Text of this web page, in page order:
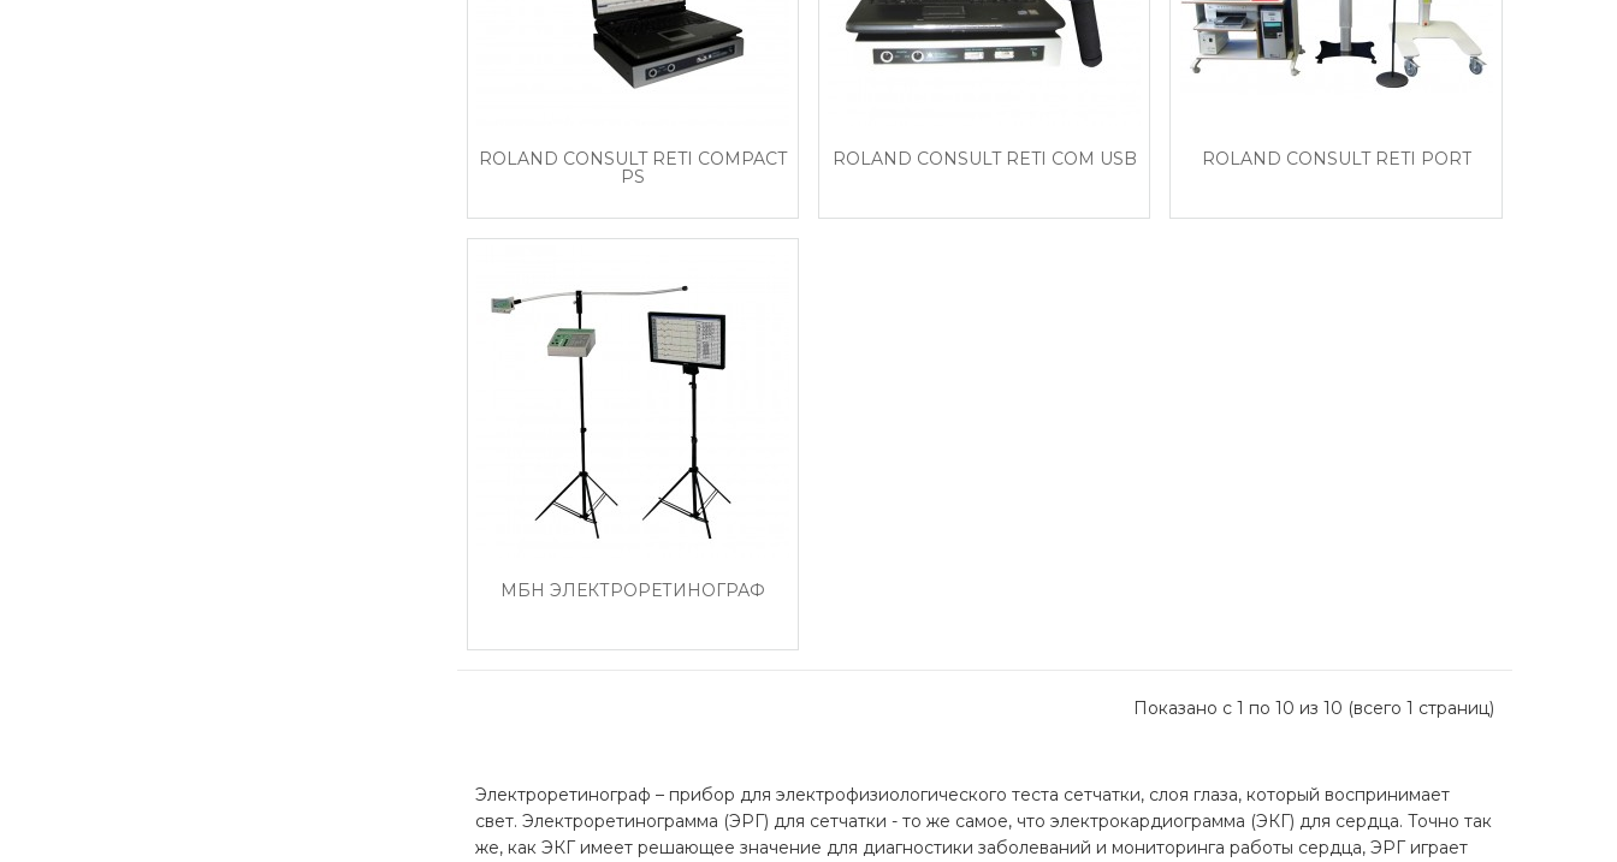
ROLAND CONSULT RETI COMPACT
PS
ROLAND CONSULT RETI COM USB ROLAND CONSULT RETI PORT
МБН ЭЛЕКТРОРЕТИНОГРАФ
Показано с 1 по 10 из 10 (всего 1 страниц)
Электроретинограф – прибор для электрофизиологического теста сетчатки, слоя глаза, который воспринимает
свет. Электроретинограмма (ЭРГ) для сетчатки - то же самое, что электрокардиограмма (ЭКГ) для сердца. Точно так
же, как ЭКГ имеет решающее значение для диагностики заболеваний и мониторинга работы сердца, ЭРГ играет